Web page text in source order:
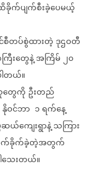
ခိုက်ပျက်စီးခဲ့ပေမယ့်
စီတပ်စွဲထားတဲ့ဒုဌဝတီ
းတွေနဲ့အကြိမ်၂၀
တယ်။
တွေကို ဦးတည်
နိုဝင်ဘာ ၁ရက်နေ့
ယ်ကျေးရွာနဲ့သကြား
က်ခိုက်ခဲ့တဲ့အတွက်
သေးတယ်။